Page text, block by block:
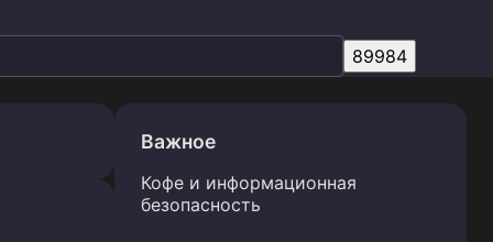
Важное
Кофе и информационная
безопасность